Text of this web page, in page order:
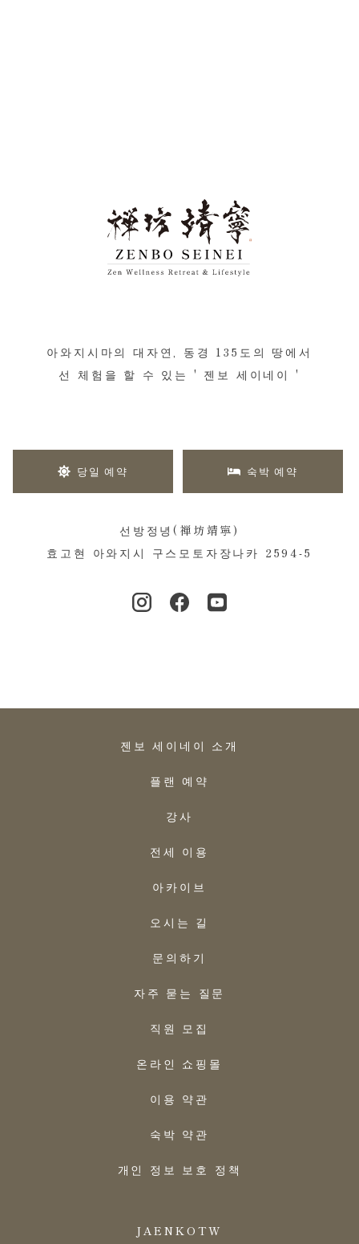
아와지시마의 대자연, 동경 135도의 땅에서
선 체험을 할 수 있는 ' 젠보 세이네이 '
당일 예약 숙박 예약
선방정녕(禅坊靖寧)
효고현 아와지시 구스모토자장나카 2594-5
젠보 세이네이 소개
플랜 예약
강사
전세 이용
아카이브
오시는 길
문의하기
자주 묻는 질문
직원 모집
온라인 쇼핑몰
이용 약관
숙박 약관
개인 정보 보호 정책
JAENKO TW